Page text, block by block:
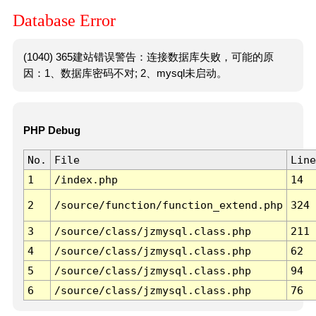
Database Error
(1040) 365建站错误警告：连接数据库失败，可能的原
因：1、数据库密码不对; 2、mysql未启动。
PHP Debug
No. File
Line
1
/index.php 14
2 /source/function/function_extend.php 324
3 /source/class/jzmysql.class.php
211
4
/source/class/jzmysql.class.php
62
5
/source/class/jzmysql.class.php
94
6
/source/class/jzmysql.class.php 76